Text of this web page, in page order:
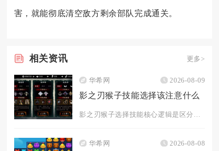
害，就能彻底清空敌方剩余部队完成通关。
相关资讯 更多>
华希网 2026-08-09
影之刃猴子技能选择该注意什么
华希网 2026-08-08